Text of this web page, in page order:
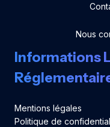
Nous
Informations
Mentions légales
Politique de